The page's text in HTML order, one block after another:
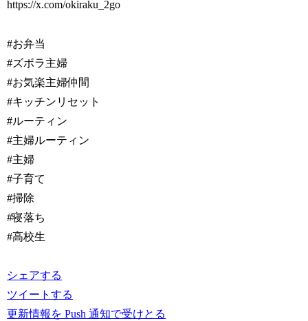
https://x.com/okiraku_2go
#お弁当
#ズボラ主婦
#お気楽主婦仲間
#キッチンリセット
#ルーティン
#主婦ルーティン
#主婦
#子育て
#掃除
#寝落ち
#高校生
シェアする
ツイートする
更新情報を Push 通知で受けとる